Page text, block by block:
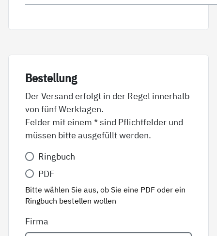
Be­stel­lung
Der Versand erfolgt in der Regel innerhalb
von fünf Werktagen.
Felder mit einem * sind Pflichtfelder und
müssen bitte ausgefüllt werden.
Variante*
Ringbuch
PDF
Bitte wählen Sie aus, ob Sie eine PDF oder ein
Ringbuch bestellen wollen
Firma